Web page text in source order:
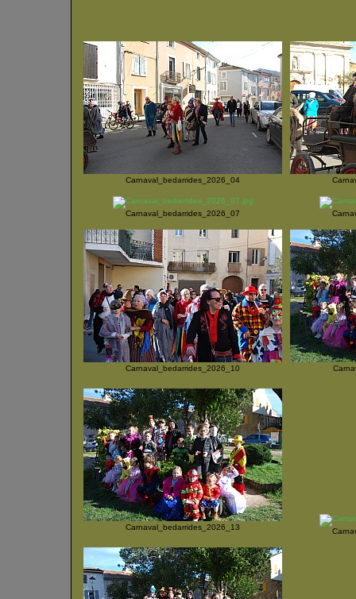
Carnaval_bedarrides_2026_04
Carnaval_bedarrides_2026_07
Carnaval_bedarrides_2026_10
Carnaval_bedarrides_2026_13